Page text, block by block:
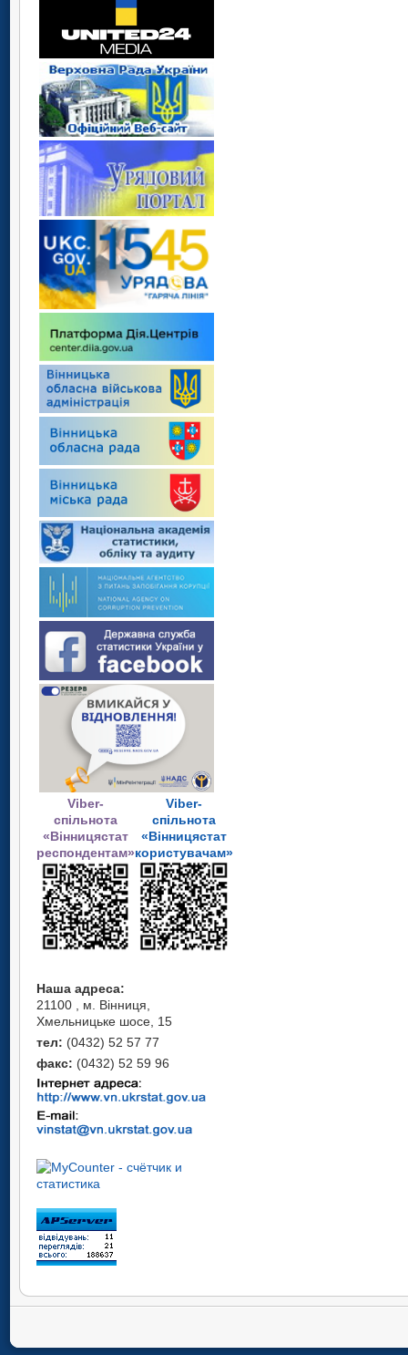
Viber-
спільнота
«Вінницястат
респондентам»
Viber-
спільнота
«Вінницястат
користувачам»
Наша адреса:
21100 , м. Вінниця,
Хмельницьке шосе, 15
тел: (0432) 52 57 77
факс: (0432) 52 59 96